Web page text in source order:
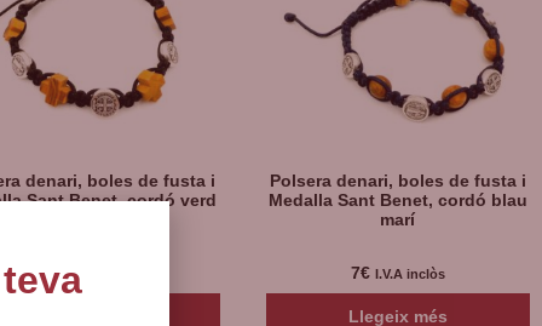
denari, boles de fusta i
Sant Benet, cordó verd
7 € I.V.A inclòs
Polsera denari, boles de fusta i
Medalla Sant Benet, cordó blau
marí
7€ I.V.A inclòs
Llegeix més